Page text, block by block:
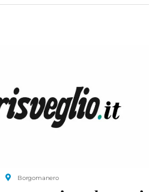
Borgomanero